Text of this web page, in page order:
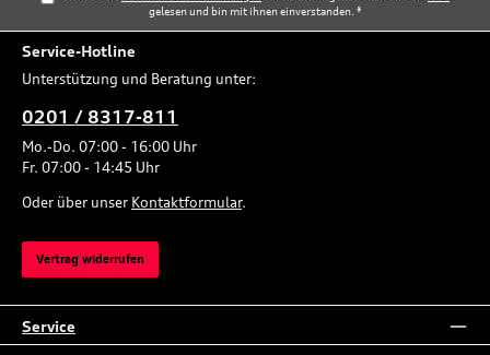
gelesen und bin mit ihnen einverstanden.*
Service-Hotline
Unterstützung und Beratung unter:
0201 / 8317-811
Mo.-Do. 07:00 - 16:00 Uhr
Fr. 07:00 - 14:45 Uhr
Oder über unser Kontaktformular.
Vertrag widerrufen
Service